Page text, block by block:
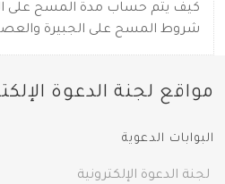
كيف يتم حساب مدة المسح على
شروط المسح على الجبيرة
مواقع لجنة الدعوة
البوابات الدعوية
لجنة الدعوة الإلكترونية